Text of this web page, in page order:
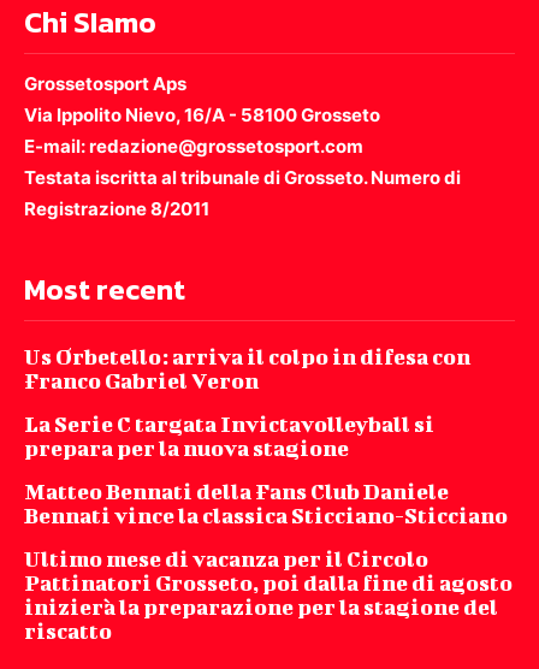
Chi SIamo
Grossetosport Aps
Via Ippolito Nievo, 16/A - 58100 Grosseto
E-mail: redazione@grossetosport.com
Testata iscritta al tribunale di Grosseto. Numero di
Registrazione 8/2011
Most recent
Us Orbetello: arriva il colpo in difesa con
Franco Gabriel Veron
La Serie C targata Invictavolleyball si
prepara per la nuova stagione
Matteo Bennati della Fans Club Daniele
Bennati vince la classica Sticciano-Sticciano
Ultimo mese di vacanza per il Circolo
Pattinatori Grosseto, poi dalla fine di agosto
inizierà la preparazione per la stagione del
riscatto